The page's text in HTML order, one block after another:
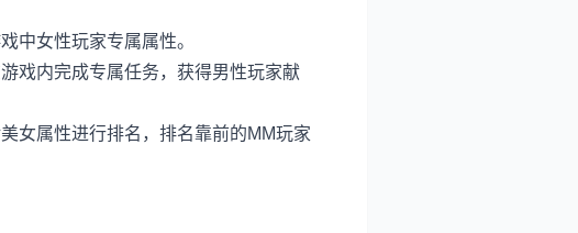
女性玩家专属属性。
戏内完成专属任务，获得男性玩家献
属性进行排名，排名靠前的MM玩家